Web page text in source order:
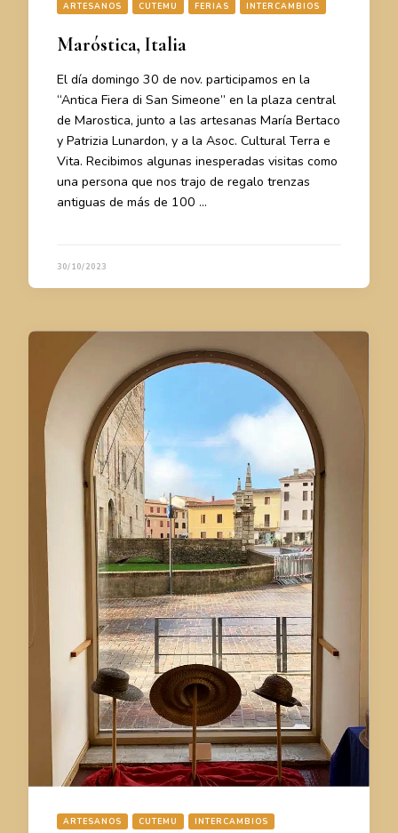
ARTESANOS CUTEMU FERIAS INTERCAMBIOS
Maróstica, Italia
El día domingo 30 de nov. participamos en la
“Antica Fiera di San Simeone” en la plaza central
de Marostica, junto a las artesanas María Bertaco
y Patrizia Lunardon, y a la Asoc. Cultural Terra e
Vita. Recibimos algunas inesperadas visitas como
una persona que nos trajo de regalo trenzas
antiguas de más de 100 …
30/10/2023
ARTESANOS CUTEMU INTERCAMBIOS